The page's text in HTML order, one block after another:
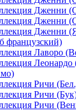
Дженни
Дженни
Дженни
французский)
Лаворо
Ричи
Ричи
Ричи